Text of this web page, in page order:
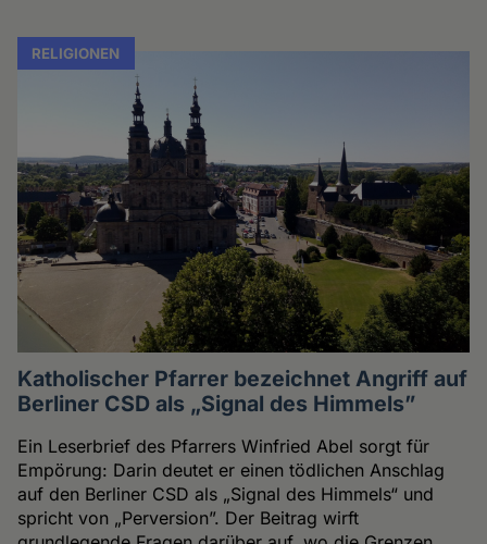
RELIGIONEN
Katholischer Pfarrer bezeichnet Angriff auf
Berliner CSD als „Signal des Himmels”
Ein Leserbrief des Pfarrers Winfried Abel sorgt für
Empörung: Darin deutet er einen tödlichen Anschlag
auf den Berliner CSD als „Signal des Himmels“ und
spricht von „Perversion”. Der Beitrag wirft